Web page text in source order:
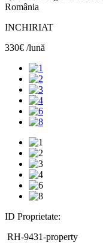
România
INCHIRIAT
330€ /lună
ID Proprietate:
RH-9431-property